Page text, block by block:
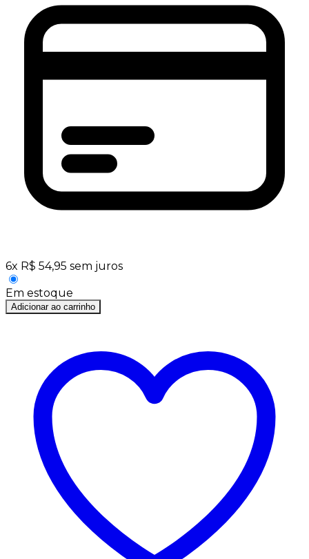
6x R$ 54,95 sem juros
Em estoque
Adicionar ao carrinho